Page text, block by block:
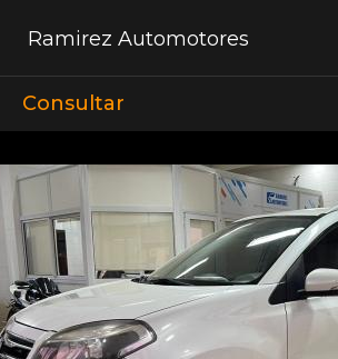
Ramirez Automotores
Consultar